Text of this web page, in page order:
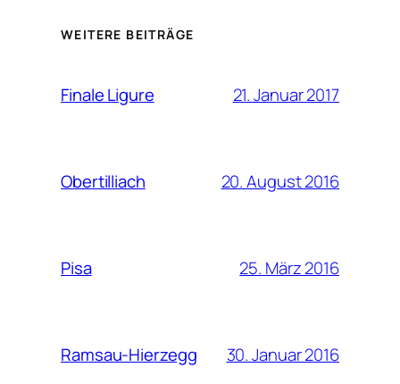
WEITERE BEITRÄGE
Finale Ligure 21. Januar 2017
Obertilliach 20. August 2016
Pisa 25. März 2016
Ramsau-Hierzegg 30. Januar 2016